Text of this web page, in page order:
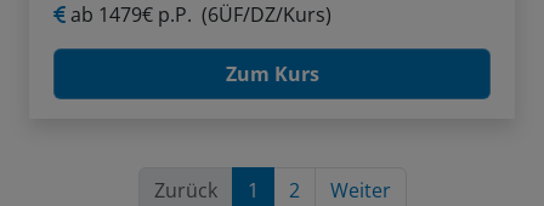
ab 1479€ p.P. (6ÜF/DZ/Kurs)
Zum Kurs
Zurück 1 2 Weiter